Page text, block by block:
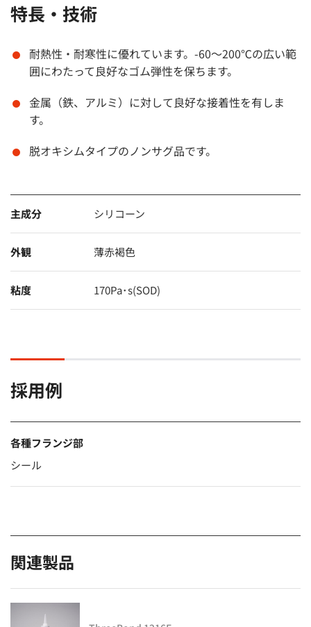
特長・技術
耐熱性・耐寒性に優れています。-60～200℃の広い範
囲にわたって良好なゴム弾性を保ちます。
金属（鉄、アルミ）に対して良好な接着性を有しま
す。
脱オキシムタイプのノンサグ品です。
主成分 シリコーン
外観 薄赤褐色
粘度 170Pa･s(SOD)
採用例
各種フランジ部
シール
関連製品